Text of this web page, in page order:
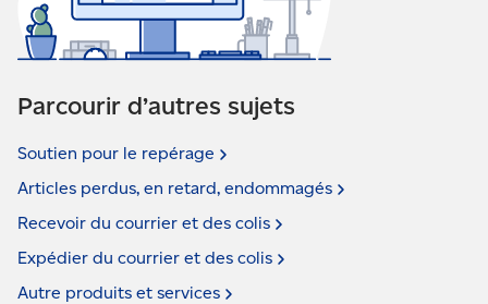
Parcourir d’autres sujets
Soutien pour le repérage
Articles perdus, en retard, endommagés
Recevoir du courrier et des colis
Expédier du courrier et des colis
Autre produits et services